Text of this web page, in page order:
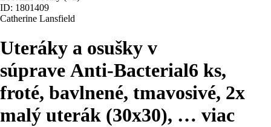
ID: 1801409
Catherine Lansfield
Uteráky a osušky v
súprave Anti-Bacterial6 ks,
froté, bavlnené, tmavosivé, 2x
malý uterák (30x30), … viac